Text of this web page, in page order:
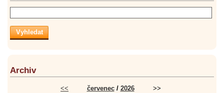
Archiv
<< červenec/ 2026 >>